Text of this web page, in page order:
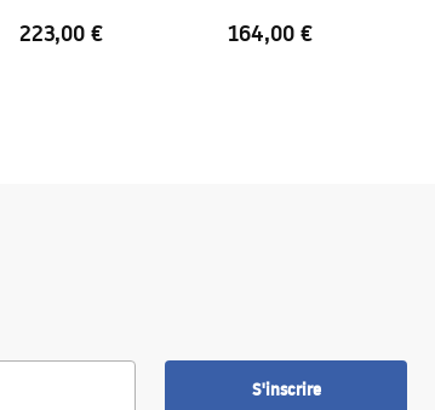
223,00 € 164,00 €
S'inscrire